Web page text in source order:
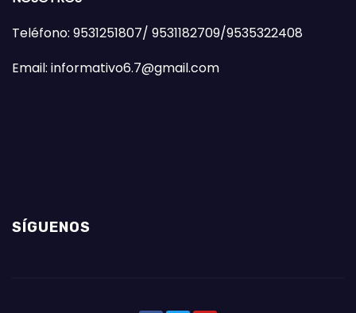
Teléfono: 9531251807/ 9531182709/9535322408
Email: informativo6.7@gmail.com
SÍGUENOS